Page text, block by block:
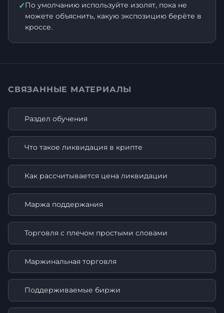
✓По умолчанию используйте изолят, пока не
можете объяснить, какую экспозицию берёте в
кроссе.
СВЯЗАННЫЕ МАТЕРИАЛЫ
Раздел обучения
Что такое ликвидация в крипте
Как рассчитывается цена ликвидации
Маржа поддержания
Торговля с плечом простыми словами
Маржинальная торговля
Поддерживаемые биржи